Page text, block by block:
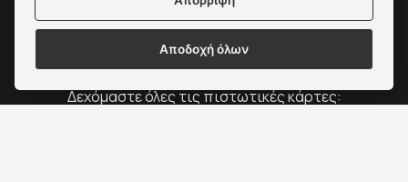
Δεχόμαστε όλες τις πιστωτικές κάρτες:
Αποδοχή όλων